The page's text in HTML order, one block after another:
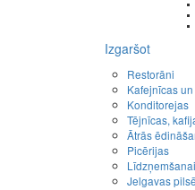
Izgaršot
Restorāni
Kafejnīcas
Konditorejas
Tējnīcas,
Ātrās
Picērijas
Līdzņemšanai
Jelgavas